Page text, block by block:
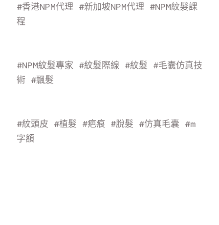
#香港NPM代理 #新加坡NPM代理 #NPM紋髮課
程
#NPM紋髮專家 #紋髮際線 #紋髮 #毛囊仿真技
術 #飄髮
#紋頭皮 #植髮 #疤痕 #脫髮 #仿真毛囊 #m
字額